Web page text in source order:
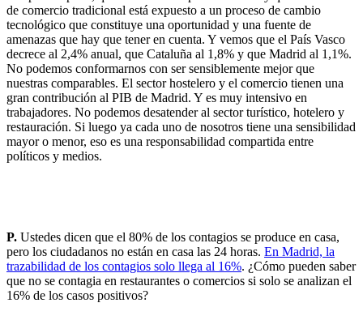
de comercio tradicional está expuesto a un proceso de cambio
tecnológico que constituye una oportunidad y una fuente de
amenazas que hay que tener en cuenta. Y vemos que el País Vasco
decrece al 2,4% anual, que Cataluña al 1,8% y que Madrid al 1,1%.
No podemos conformarnos con ser sensiblemente mejor que
nuestras comparables. El sector hostelero y el comercio tienen una
gran contribución al PIB de Madrid. Y es muy intensivo en
trabajadores. No podemos desatender al sector turístico, hotelero y
restauración. Si luego ya cada uno de nosotros tiene una sensibilidad
mayor o menor, eso es una responsabilidad compartida entre
políticos y medios.
P. Ustedes dicen que el 80% de los contagios se produce en casa,
pero los ciudadanos no están en casa las 24 horas. En Madrid, la
trazabilidad de los contagios solo llega al 16%. ¿Cómo pueden saber
que no se contagia en restaurantes o comercios si solo se analizan el
16% de los casos positivos?